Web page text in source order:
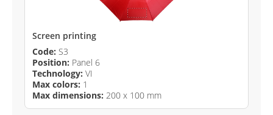
Screen printing
Code: S3
Position: Panel 6
Technology: VI
Max colors: 1
Max dimensions: 200 x 100 mm